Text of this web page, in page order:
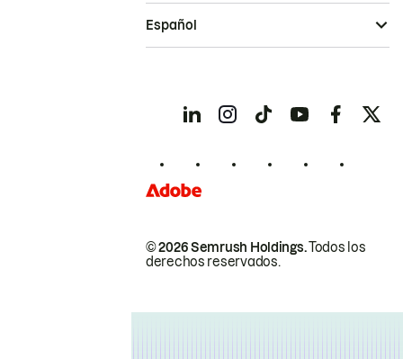
© 2026 Semrush Holdings.Todos los
derechos reservados.
Español